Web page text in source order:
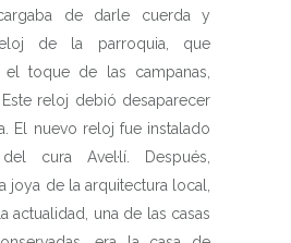
de darle cuerda y
de la parroquia, que
toque de las campanas,
reloj debió desaparecer
El nuevo reloj fue instalado
cura Avel·lí. Después,
joya de la arquitectura local,
actualidad, una de las casas